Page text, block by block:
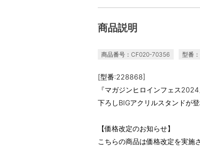
商品説明
商品番号：CF020-70356 型番
[型番:228868]
『マガジンヒロインフェス
下ろしBIGアクリルスタンドが登
【価格改定のお知らせ】
こちらの商品は価格改定を実施